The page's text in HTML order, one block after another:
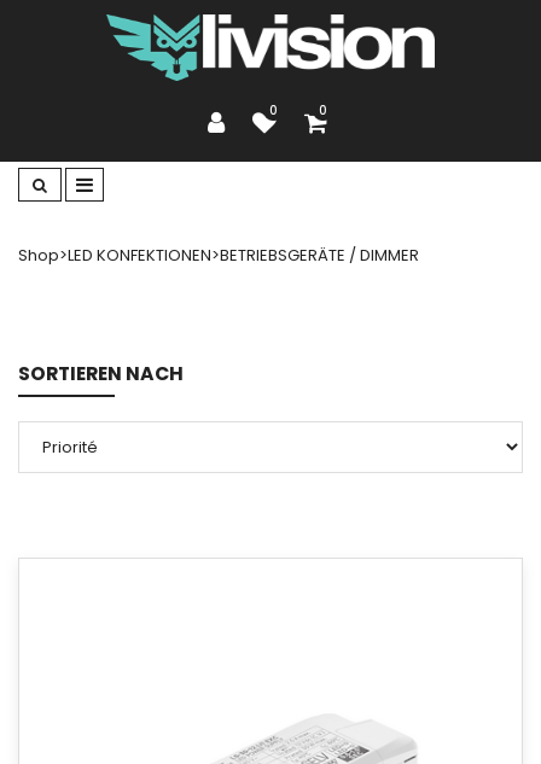
0 0
Shop>LED KONFEKTIONEN>BETRIEBSGERÄTE / DIMMER
SORTIEREN NACH